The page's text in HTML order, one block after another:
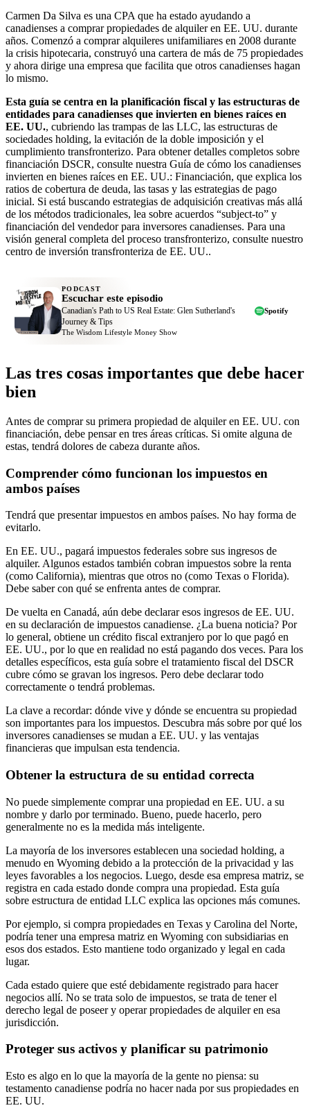
Carmen Da Silva es una CPA que ha estado ayudando a
canadienses a comprar propiedades de alquiler en EE. UU. durante
años. Comenzó a comprar alquileres unifamiliares en 2008 durante
la crisis hipotecaria, construyó una cartera de más de 75 propiedades
y ahora dirige una empresa que facilita que otros canadienses hagan
lo mismo.
Esta guía se centra en la planificación fiscal y las estructuras de
entidades para canadienses que invierten en bienes raíces en
EE. UU., cubriendo las trampas de las LLC, las estructuras de
sociedades holding, la evitación de la doble imposición y el
cumplimiento transfronterizo. Para obtener detalles completos sobre
financiación DSCR, consulte nuestra Guía de cómo los canadienses
invierten en bienes raíces en EE. UU.: Financiación, que explica los
ratios de cobertura de deuda, las tasas y las estrategias de pago
inicial. Si está buscando estrategias de adquisición creativas más allá
de los métodos tradicionales, lea sobre acuerdos “subject-to” y
financiación del vendedor para inversores canadienses. Para una
visión general completa del proceso transfronterizo, consulte nuestro
centro de inversión transfronteriza de EE. UU..
PODCAST
Escuchar este episodio
Canadian's Path to US Real Estate: Glen Sutherland's
Journey & Tips
The Wisdom Lifestyle Money Show
Spotify
Las tres cosas importantes que debe hacer
bien
Antes de comprar su primera propiedad de alquiler en EE. UU. con
financiación, debe pensar en tres áreas críticas. Si omite alguna de
estas, tendrá dolores de cabeza durante años.
Comprender cómo funcionan los impuestos en
ambos países
Tendrá que presentar impuestos en ambos países. No hay forma de
evitarlo.
En EE. UU., pagará impuestos federales sobre sus ingresos de
alquiler. Algunos estados también cobran impuestos sobre la renta
(como California), mientras que otros no (como Texas o Florida).
Debe saber con qué se enfrenta antes de comprar.
De vuelta en Canadá, aún debe declarar esos ingresos de EE. UU.
en su declaración de impuestos canadiense. ¿La buena noticia? Por
lo general, obtiene un crédito fiscal extranjero por lo que pagó en
EE. UU., por lo que en realidad no está pagando dos veces. Para los
detalles específicos, esta guía sobre el tratamiento fiscal del DSCR
cubre cómo se gravan los ingresos. Pero debe declarar todo
correctamente o tendrá problemas.
La clave a recordar: dónde vive y dónde se encuentra su propiedad
son importantes para los impuestos. Descubra más sobre por qué los
inversores canadienses se mudan a EE. UU. y las ventajas
financieras que impulsan esta tendencia.
Obtener la estructura de su entidad correcta
No puede simplemente comprar una propiedad en EE. UU. a su
nombre y darlo por terminado. Bueno, puede hacerlo, pero
generalmente no es la medida más inteligente.
La mayoría de los inversores establecen una sociedad holding, a
menudo en Wyoming debido a la protección de la privacidad y las
leyes favorables a los negocios. Luego, desde esa empresa matriz, se
registra en cada estado donde compra una propiedad. Esta guía
sobre estructura de entidad LLC explica las opciones más comunes.
Por ejemplo, si compra propiedades en Texas y Carolina del Norte,
podría tener una empresa matriz en Wyoming con subsidiarias en
esos dos estados. Esto mantiene todo organizado y legal en cada
lugar.
Cada estado quiere que esté debidamente registrado para hacer
negocios allí. No se trata solo de impuestos, se trata de tener el
derecho legal de poseer y operar propiedades de alquiler en esa
jurisdicción.
Proteger sus activos y planificar su patrimonio
Esto es algo en lo que la mayoría de la gente no piensa: su
testamento canadiense podría no hacer nada por sus propiedades en
EE. UU.